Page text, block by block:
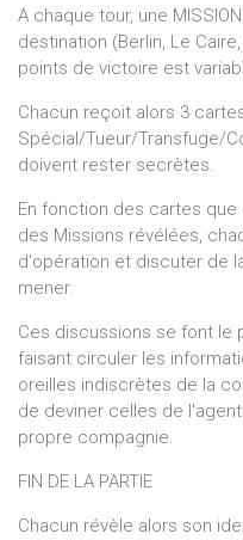
A chaque tour, une
destination (Berlin, Le
points de victoire est
Chacun reçoit alors 3
Spécial/Tueur/Transfuge/
doivent rester secrètes.
En fonction des cartes
des Missions révélées,
d'opération et discuter de
mener.
Ces discussions se font le
faisant circuler les
oreilles indiscrètes de la
de deviner celles de
propre compagnie.
FIN DE LA PARTIE
Chacun révèle alors son